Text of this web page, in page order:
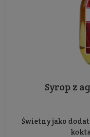
Syrop z
Świetny jako